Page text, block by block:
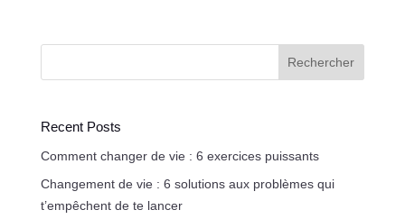
Rechercher
Recent Posts
Comment changer de vie : 6 exercices puissants
Changement de vie : 6 solutions aux problèmes qui
t’empêchent de te lancer